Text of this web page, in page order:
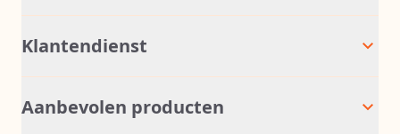
Klantendienst
Aanbevolen producten